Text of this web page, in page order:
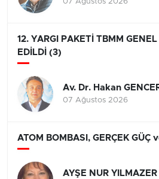
07 Ağustos 2026
12. YARGI PAKETİ TBMM
EDİLDİ (3)
Av. Dr. Hakan
07 Ağustos 2026
ATOM BOMBASI, GERÇEK GÜÇ
AYŞE NUR YILMAZER